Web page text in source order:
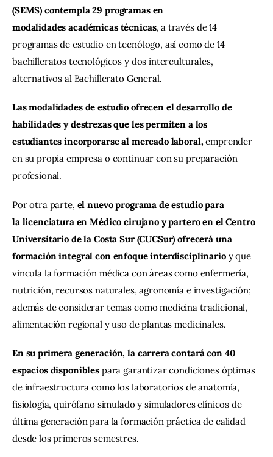
(SEMS) contempla 29 programas en
modalidades académicas técnicas, a través de 14
programas de estudio en tecnólogo, así como de 14
bachilleratos tecnológicos y dos interculturales,
alternativos al Bachillerato General.
Las modalidades de estudio ofrecen el desarrollo de
habilidades y destrezas que les permiten a los
estudiantes incorporarse al mercado laboral, emprender
en su propia empresa o continuar con su preparación
profesional.
Por otra parte, el nuevo programa de estudio para
la licenciatura en Médico cirujano y partero en el Centro
Universitario de la Costa Sur (CUCSur) ofrecerá una
formación integral con enfoque interdisciplinario y que
vincula la formación médica con áreas como enfermería,
nutrición, recursos naturales, agronomía e investigación;
además de considerar temas como medicina tradicional,
alimentación regional y uso de plantas medicinales.
En su primera generación, la carrera contará con 40
espacios disponibles para garantizar condiciones óptimas
de infraestructura como los laboratorios de anatomía,
fisiología, quirófano simulado y simuladores clínicos de
última generación para la formación práctica de calidad
desde los primeros semestres.